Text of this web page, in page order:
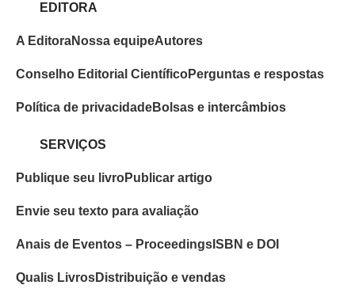
EDITORA
A EditoraNossa equipeAutores
Conselho Editorial CientíficoPerguntas e respostas
Política de privacidadeBolsas e intercâmbios
SERVIÇOS
Publique seu livroPublicar artigo
Envie seu texto para avaliação
Anais de Eventos – Proceedings ISBN e DOI
Qualis LivrosDistribuição e vendas